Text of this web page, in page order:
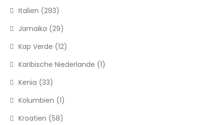
Italien (293)
Jamaika (29)
Kap Verde (12)
Karibische Niederlande (1)
Kenia (33)
Kolumbien (1)
Kroatien (58)